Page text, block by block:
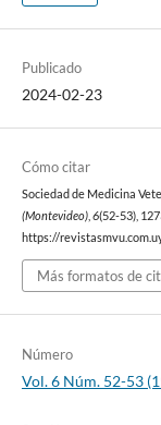
Publicado
2024-02-23
Cómo citar
Sociedad de Medicina
(Montevideo), 6(52-53),
https://
Más formatos de
Número
Vol. 6 Núm. 52-53